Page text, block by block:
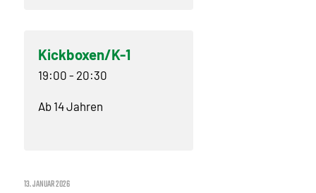
Kickboxen/K-1
19:00 - 20:30
Ab 14 Jahren
13. JANUAR 2026